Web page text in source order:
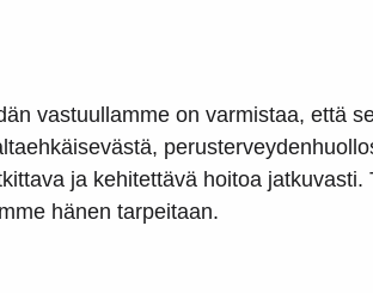
vastuullamme on varmistaa, että
ja kehitettävä hoitoa
hänen tarpeitaan.